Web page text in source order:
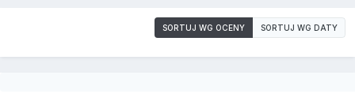
SORTUJ WG OCENY SORTUJ WG DATY